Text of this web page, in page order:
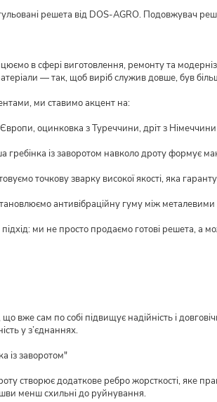
решета від DOS-AGRO. Подовжувач
в сфері виготовлення, ремонту та
— так, щоб виріб служив довше, був
ми ставимо акцент на:
оцинковка з Туреччини, дріт з
гребінка із заворотом навколо дроту формує
точкову зварку високої якості, яка
антивібраційну гуму між
підхід: ми не просто продаємо готові решета,
вже сам по собі підвищує надійність і
у з’єднаннях.
із заворотом"
створює додаткове ребро жорсткості, яке
менш схильні до руйнування.